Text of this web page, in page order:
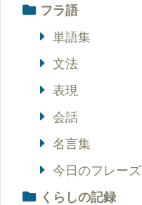
フラ語
単語集
文法
表現
会話
名言集
今日のフレーズ
くらしの記録